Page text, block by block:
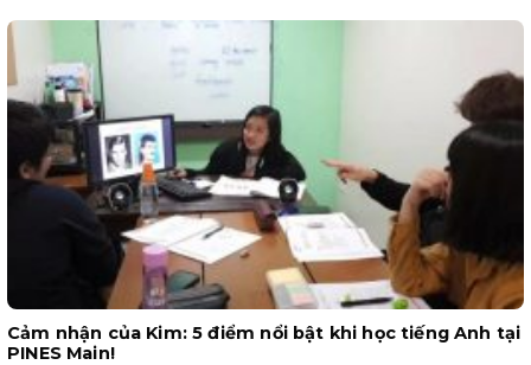
Cảm nhận của Kim: 5 điểm nổi bật khi học tiếng Anh tại
PINES Main!